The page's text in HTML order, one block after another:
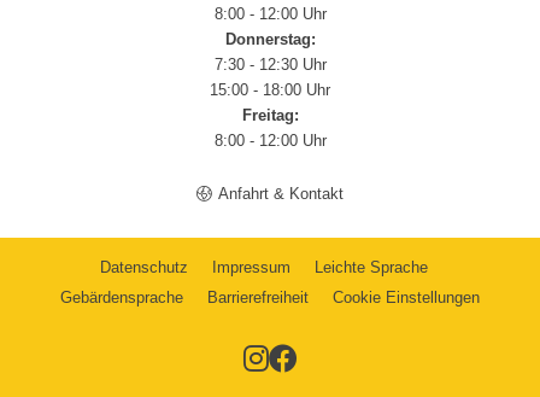
8:00 - 12:00 Uhr
Donnerstag:
7:30 - 12:30 Uhr
15:00 - 18:00 Uhr
Freitag:
8:00 - 12:00 Uhr
Anfahrt & Kontakt
Datenschutz Impressum
Leichte Sprache
Gebärdensprache
Barrierefreiheit Cookie Einstellungen